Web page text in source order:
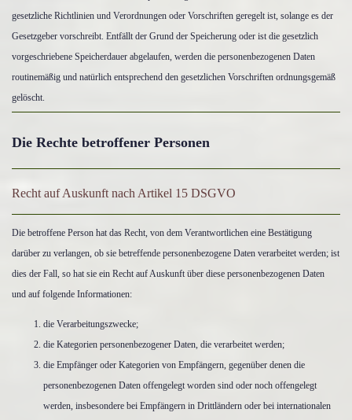
gesetzliche Richtlinien und Verordnungen oder Vorschriften geregelt ist, solange es der
Gesetzgeber vorschreibt. Entfällt der Grund der Speicherung oder ist die gesetzlich
vorgeschriebene Speicherdauer abgelaufen, werden die personenbezogenen Daten
routinemäßig und natürlich entsprechend den gesetzlichen Vorschriften ordnungsgemäß
gelöscht.
Die Rechte betroffener Personen
Recht auf Auskunft nach Artikel 15 DSGVO
Die betroffene Person hat das Recht, von dem Verantwortlichen eine Bestätigung
darüber zu verlangen, ob sie betreffende personenbezogene Daten verarbeitet werden; ist
dies der Fall, so hat sie ein Recht auf Auskunft über diese personenbezogenen Daten
und auf folgende Informationen:
die Verarbeitungszwecke;
die Kategorien personenbezogener Daten, die verarbeitet werden;
die Empfänger oder Kategorien von Empfängern, gegenüber denen die
personenbezogenen Daten offengelegt worden sind oder noch offengelegt
werden, insbesondere bei Empfängern in Drittländern oder bei internationalen